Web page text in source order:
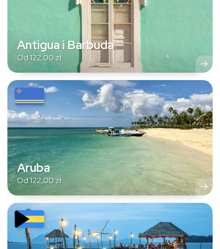
Antigua i Barbuda
Od122,00zł
Aruba
Od122,00zł